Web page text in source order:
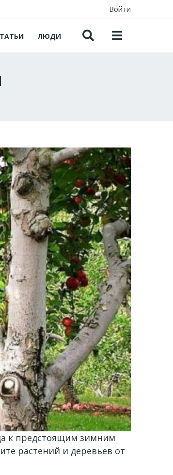
Войти
ЛЮДИ
к предстоящим зимним
растений и деревьев от